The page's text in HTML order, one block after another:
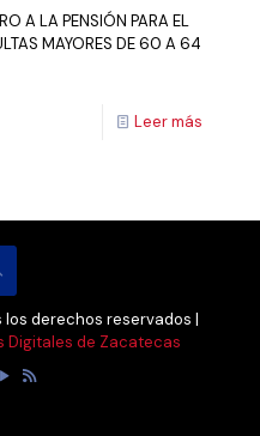
A LA PENSIÓN PARA EL
MAYORES DE 60 A 64
Leer más
derechos reservados |
Digitales de Zacatecas